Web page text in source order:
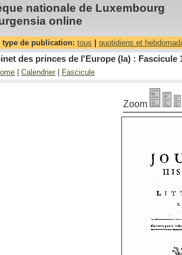
nationale de Luxembourg
online
de publication: tous quotidiens et
des princes de l'Europe (la) : Fascicule
Calendrier Fascicule
Zoom